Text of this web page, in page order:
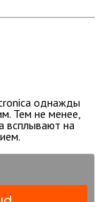
однажды
Тем не менее,
всплывают на